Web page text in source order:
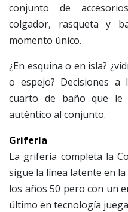
conjunto de
colgador, rasqueta y
momento único.
¿En esquina o en isla?
o espejo? Decisiones
cuarto de baño que
auténtico al conjunto.
Grifería
La grifería completa la
sigue la línea latente en
los años 50 pero con un
último en tecnología